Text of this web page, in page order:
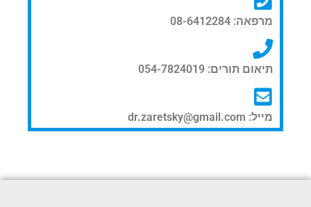
מרפאה: 08-6412284
תיאום תורים: 054-7824019
מייל: dr.zaretsky@gmail.com